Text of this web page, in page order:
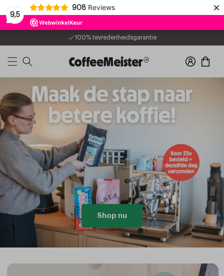
9,5
908 Reviews ×
naar de
content
100% tevredenheidsgarantie
Inloggen
Shop nu